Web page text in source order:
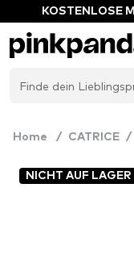
KOSTENLOSE
Home / CATRICE /
NICHT AUF LAGER